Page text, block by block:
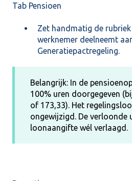
Tab Pensioen
Zet handmatig de
werknemer deelneemt
Generatiepactregeling.
Belangrijk: In de
100% uren doorgegeven
of 173,33). Het
ongewijzigd. De verloonde
loonaangifte wél verlaagd.